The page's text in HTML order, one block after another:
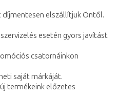
díjmentesen elszállítjuk Öntől.
esetén gyors javítást
csatornáinkon
saját márkáját.
termékeink előzetes